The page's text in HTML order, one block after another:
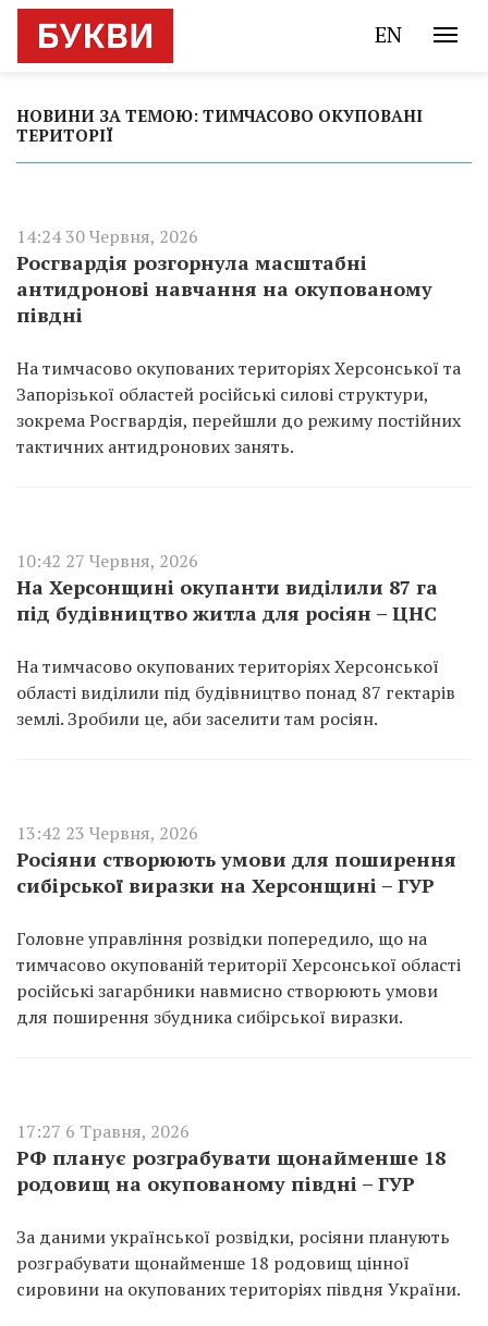
EN
НОВИНИ ЗА ТЕМОЮ: ТИМЧАСОВО ОКУПОВАНІ
ТЕРИТОРІЇ
14:24 30 Червня, 2026
Росгвардія розгорнула масштабні
антидронові навчання на окупованому
півдні
На тимчасово окупованих територіях Херсонської та
Запорізької областей російські силові структури,
зокрема Росгвардія, перейшли до режиму постійних
тактичних антидронових занять.
10:42 27 Червня, 2026
На Херсонщині окупанти виділили 87 га
під будівництво житла для росіян – ЦНС
На тимчасово окупованих територіях Херсонської
області виділили під будівництво понад 87 гектарів
землі. Зробили це, аби заселити там росіян.
13:42 23 Червня, 2026
Росіяни створюють умови для поширення
сибірської виразки на Херсонщині – ГУР
Головне управління розвідки попередило, що на
тимчасово окупованій території Херсонської області
російські загарбники навмисно створюють умови
для поширення збудника сибірської виразки.
17:27 6 Травня, 2026
РФ планує розграбувати щонайменше 18
родовищ на окупованому півдні – ГУР
За даними української розвідки, росіяни планують
розграбувати щонайменше 18 родовищ цінної
сировини на окупованих територіях півдня України.